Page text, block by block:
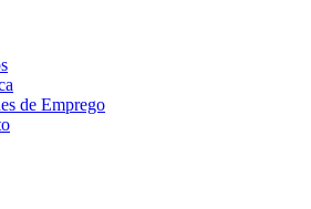
de Emprego